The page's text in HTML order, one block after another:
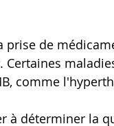
prise de
Certaines
comme
à déterminer la